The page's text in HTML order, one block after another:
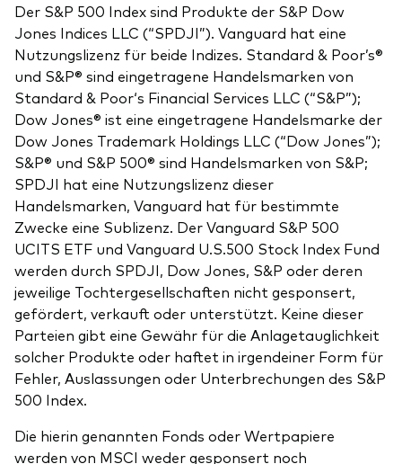
Der S&P 500 Index sind Produkte der S&P Dow
Jones Indices LLC (“SPDJI”). Vanguard hat eine
Nutzungslizenz für beide Indizes. Standard & Poor’s®
und S&P® sind eingetragene Handelsmarken von
Standard & Poor‘s Financial Services LLC (“S&P”);
Dow Jones® ist eine eingetragene Handelsmarke der
Dow Jones Trademark Holdings LLC (“Dow Jones”);
S&P® und S&P 500® sind Handelsmarken von S&P;
SPDJI hat eine Nutzungslizenz dieser
Handelsmarken, Vanguard hat für bestimmte
Zwecke eine Sublizenz. Der Vanguard S&P 500
UCITS ETF und Vanguard U.S.500 Stock Index Fund
werden durch SPDJI, Dow Jones, S&P oder deren
jeweilige Tochtergesellschaften nicht gesponsert,
gefördert, verkauft oder unterstützt. Keine dieser
Parteien gibt eine Gewähr für die Anlagetauglichkeit
solcher Produkte oder haftet in irgendeiner Form für
Fehler, Auslassungen oder Unterbrechungen des S&P
500 Index.
Die hierin genannten Fonds oder Wertpapiere
werden von MSCI weder gesponsert noch